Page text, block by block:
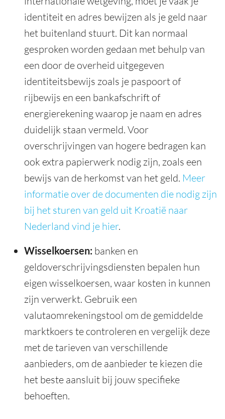
identiteit en adres bewijzen als je geld naar
het buitenland stuurt. Dit kan normaal
gesproken worden gedaan met behulp van
een door de overheid uitgegeven
identiteitsbewijs zoals je paspoort of
rijbewijs en een bankafschrift of
energierekening waarop je naam en adres
duidelijk staan vermeld. Voor
overschrijvingen van hogere bedragen kan
ook extra papierwerk nodig zijn, zoals een
bewijs van de herkomst van het geld. Meer
informatie over de documenten die nodig zijn
bij het sturen van geld uit Kroatië naar
Nederland vind je hier.
Wisselkoersen: banken en
geldoverschrijvingsdiensten bepalen hun
eigen wisselkoersen, waar kosten in kunnen
zijn verwerkt. Gebruik een
valutaomrekeningstool om de gemiddelde
marktkoers te controleren en vergelijk deze
met de tarieven van verschillende
aanbieders, om de aanbieder te kiezen die
het beste aansluit bij jouw specifieke
behoeften.